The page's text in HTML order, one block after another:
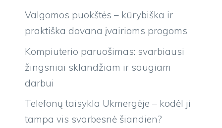
Valgomos puokštės – kūrybiška ir
praktiška dovana įvairioms progoms
Kompiuterio paruošimas: svarbiausi
žingsniai sklandžiam ir saugiam
darbui
Telefonų taisykla Ukmergėje – kodėl ji
tampa vis svarbesnė šiandien?